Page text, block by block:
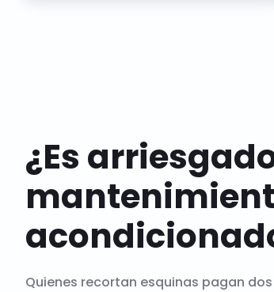
¿Es
Quienes recortan esquinas pagan